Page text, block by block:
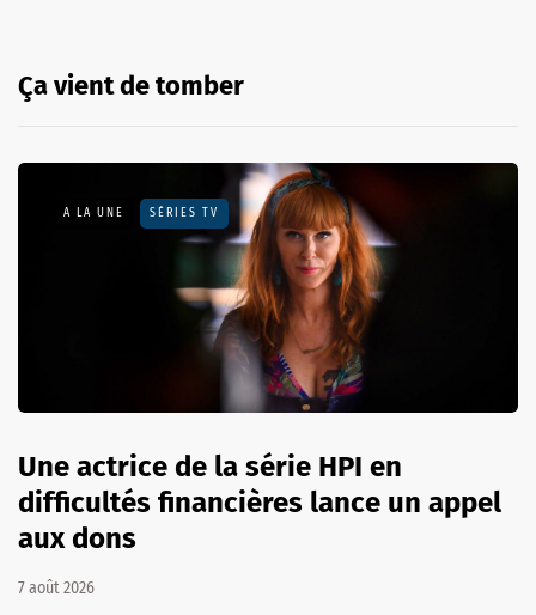
Ça vient de tomber
A LA UNE SÉRIES TV
Une actrice de la série HPI en
difficultés financières lance un appel
aux dons
7 août 2026